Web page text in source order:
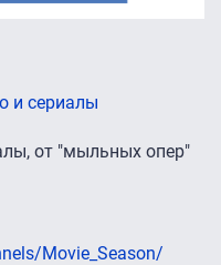
и сериалы
от "мыльных опер"
Movie_Season/